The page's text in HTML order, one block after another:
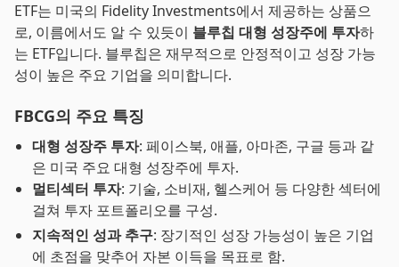
ETF는 미국의 Fidelity Investments에서 제공하는 상품으
로, 이름에서도 알 수 있듯이 블루칩 대형 성장주에 투자하
는 ETF입니다. 블루칩은 재무적으로 안정적이고 성장 가능
성이 높은 주요 기업을 의미합니다.
FBCG의 주요 특징
대형 성장주 투자: 페이스북, 애플, 아마존, 구글 등과 같
은 미국 주요 대형 성장주에 투자.
멀티섹터 투자: 기술, 소비재, 헬스케어 등 다양한 섹터에
걸쳐 투자 포트폴리오를 구성.
지속적인 성과 추구: 장기적인 성장 가능성이 높은 기업
에 초점을 맞추어 자본 이득을 목표로 함.